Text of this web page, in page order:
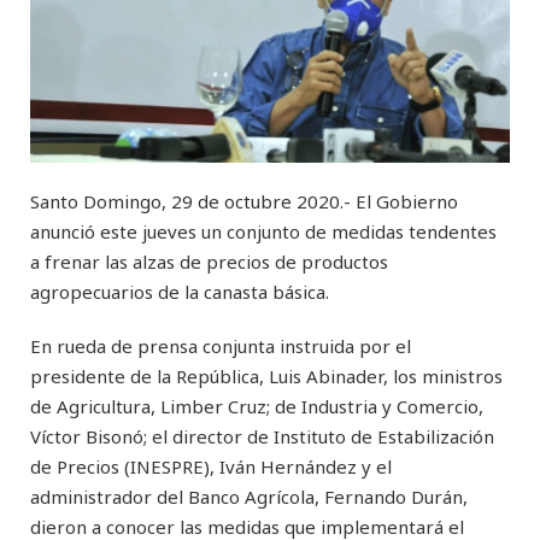
Santo Domingo, 29 de octubre 2020.- El Gobierno
anunció este jueves un conjunto de medidas tendentes
a frenar las alzas de precios de productos
agropecuarios de la canasta básica.
En rueda de prensa conjunta instruida por el
presidente de la República, Luis Abinader, los ministros
de Agricultura, Limber Cruz; de Industria y Comercio,
Víctor Bisonó; el director de Instituto de Estabilización
de Precios (INESPRE), Iván Hernández y el
administrador del Banco Agrícola, Fernando Durán,
dieron a conocer las medidas que implementará el